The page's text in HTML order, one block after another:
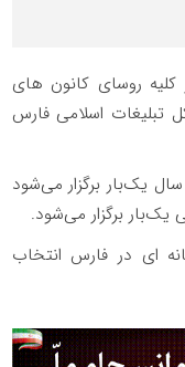
ماه با حضور کلیه روسای کانون های
تبلیغات اسلامی فارس
گفتنی است: انتخابات کانون مداحان هر 4 سال یک‌بار برگزار می‌شود
یک‌بار برگزار می‌شود.
ای در فارس انتخاب